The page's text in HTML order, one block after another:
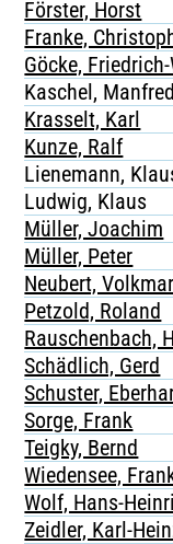
Förster, Horst
Franke,
Göcke,
Kaschel, Manfred
Krasselt, Karl
Kunze, Ralf
Lienemann,
Ludwig, Klaus
Müller, Joachim
Müller, Peter
Neubert, Volkmar
Petzold, Roland
Rauschenbach,
Schädlich, Gerd
Schuster,
Sorge, Frank
Teigky, Bernd
Wiedensee,
Wolf, Hans-
Zeidler, Karl-